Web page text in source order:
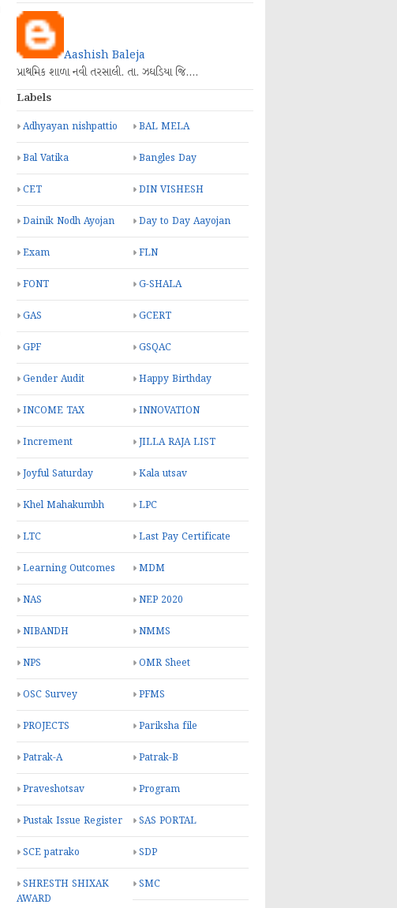
Aashish Baleja
પ્રાથમિક શાળા નવી તરસાલી. તા. ઝઘડિયા જિ.…
Labels
Adhyayan nishpattio BAL MELA
Bal Vatika Bangles Day
CET DIN VISHESH
Dainik Nodh Ayojan Day to Day Aayojan
Exam FLN
FONT G-SHALA
GAS GCERT
GPF GSQAC
Gender Audit Happy Birthday
INCOME TAX INNOVATION
Increment JILLA RAJA LIST
Joyful Saturday Kala utsav
Khel Mahakumbh LPC
LTC Last Pay Certificate
Learning Outcomes MDM
NAS NEP 2020
NIBANDH NMMS
NPS OMR Sheet
OSC Survey PFMS
PROJECTS Pariksha file
Patrak-A Patrak-B
Praveshotsav Program
Pustak Issue Register SAS PORTAL
SCE patrako SDP
SHRESTH SHIXAK
AWARD
SMC